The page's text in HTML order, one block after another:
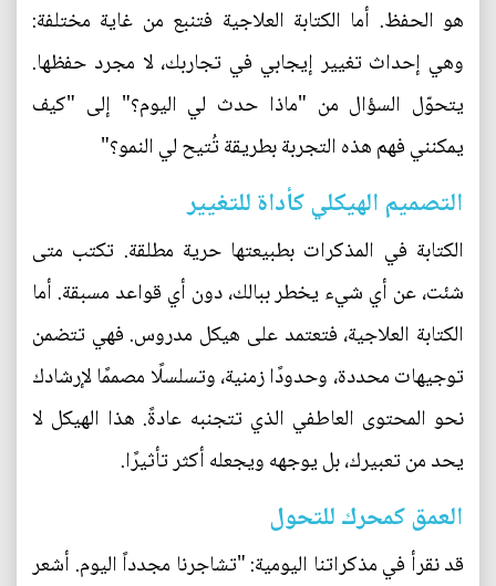
هو الحفظ. أما الكتابة العلاجية فتنبع من غاية مختلفة:
وهي إحداث تغيير إيجابي في تجاربك، لا مجرد حفظها.
يتحوّل السؤال من "ماذا حدث لي اليوم؟" إلى "كيف
يمكنني فهم هذه التجربة بطريقة تُتيح لي النمو؟"
التصميم الهيكلي كأداة للتغيير
الكتابة في المذكرات بطبيعتها حرية مطلقة. تكتب متى
شئت، عن أي شيء يخطر ببالك، دون أي قواعد مسبقة. أما
الكتابة العلاجية، فتعتمد على هيكل مدروس. فهي تتضمن
توجيهات محددة، وحدودًا زمنية، وتسلسلًا مصممًا لإرشادك
نحو المحتوى العاطفي الذي تتجنبه عادةً. هذا الهيكل لا
يحد من تعبيرك، بل يوجهه ويجعله أكثر تأثيرًا.
العمق كمحرك للتحول
قد نقرأ في مذكراتنا اليومية: "تشاجرنا مجدداً اليوم. أشعر